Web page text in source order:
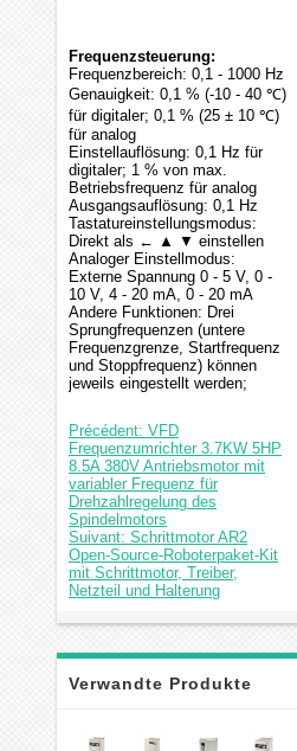
Frequenzsteuerung:
Frequenzbereich: 0,1 - 1000 Hz
Genauigkeit: 0,1 % (-10 - 40 ℃)
für digitaler; 0,1 % (25 ± 10 ℃)
für analog
Einstellauflösung: 0,1 Hz für
digitaler; 1 % von max.
Betriebsfrequenz für analog
Ausgangsauflösung: 0,1 Hz
Tastatureinstellungsmodus:
Direkt als ← ▲ ▼ einstellen
Analoger Einstellmodus:
Externe Spannung 0 - 5 V, 0 -
10 V, 4 - 20 mA, 0 - 20 mA
Andere Funktionen: Drei
Sprungfrequenzen (untere
Frequenzgrenze, Startfrequenz
und Stoppfrequenz) können
jeweils eingestellt werden;
Précédent: VFD
Frequenzumrichter 3.7KW 5HP
8.5A 380V Antriebsmotor mit
variabler Frequenz für
Drehzahlregelung des
Spindelmotors
Suivant: Schrittmotor AR2
Open-Source-Roboterpaket-Kit
mit Schrittmotor, Treiber,
Netzteil und Halterung
Verwandte Produkte